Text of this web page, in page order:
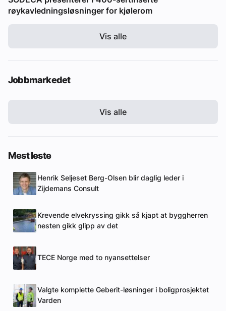
røykavledningsløsninger for kjølerom
Vis alle
Jobbmarkedet
Vis alle
Mest leste
Henrik Seljeset Berg-Olsen blir daglig leder i
Zijdemans Consult
Krevende elvekryssing gikk så kjapt at byggherren
nesten gikk glipp av det
TECE Norge med to nyansettelser
Valgte komplette Geberit-løsninger i boligprosjektet
Varden